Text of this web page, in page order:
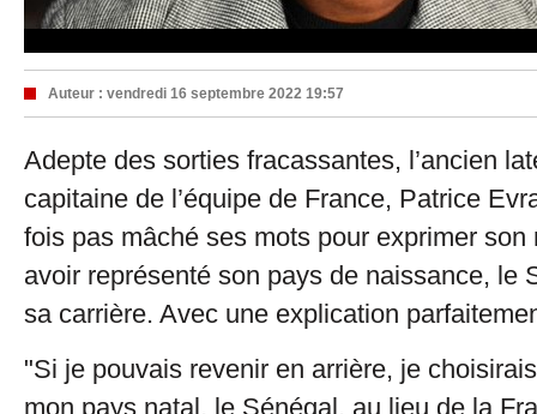
Auteur : vendredi 16 septembre 2022 19:57
Adepte des sorties fracassantes, l’ancien
capitaine de l’équipe de France, Patrice
fois pas mâché ses mots pour exprimer son
avoir représenté son pays de naissance, le
sa carrière. Avec une explication
"Si je pouvais revenir en arrière, je
mon pays natal, le Sénégal, au lieu de la